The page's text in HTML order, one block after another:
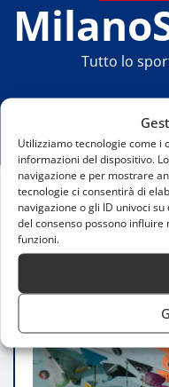
Utilizziamo tecnologie come i
informazioni del dispositivo.
navigazione e per mostrare
tecnologie ci consentirà di
navigazione o gli ID univoci
del consenso possono
funzioni.
Tutto lo
Home
Arrampicata
alle scuole e ai corsi